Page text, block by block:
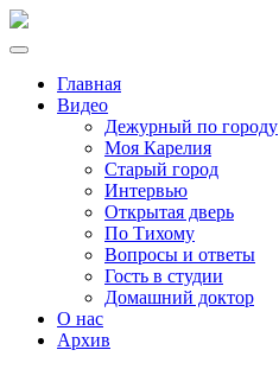
Главная
Видео
Дежурный по городу
Моя Карелия
Старый город
Интервью
Открытая дверь
По Тихому
Вопросы и ответы
Гость в студии
Домашний доктор
О нас
Архив